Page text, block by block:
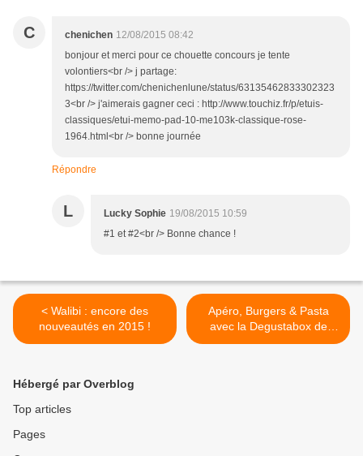
C chenichen 12/08/2015 08:42
bonjour et merci pour ce chouette concours je tente
volontiers<br /> j partage:
https://twitter.com/chenichenlune/status/63135462833302323
3<br /> j'aimerais gagner ceci : http://www.touchiz.fr/p/etuis-
classiques/etui-memo-pad-10-me103k-classique-rose-
1964.html<br /> bonne journée
Répondre
L Lucky Sophie 19/08/2015 10:59
#1 et #2<br /> Bonne chance !
< Walibi : encore des
nouveautés en 2015 !
Apéro, Burgers & Pasta
avec la Degustabox de
Juillet >
Hébergé par Overblog
Top articles
Pages